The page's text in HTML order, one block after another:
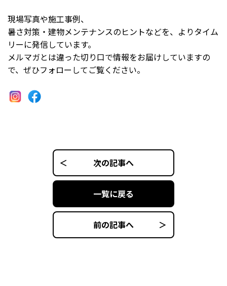
現場写真や施工事例、
暑さ対策・建物メンテナンスのヒントなどを、よりタイム
リーに発信しています。
メルマガとは違った切り口で情報をお届けしていますの
で、ぜひフォローしてご覧ください。
次の記事へ
一覧に戻る
前の記事へ